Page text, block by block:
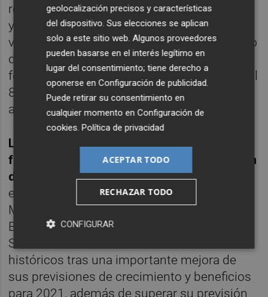
relativa iniciada a mediados del año pasado
y que ya estaba en marcha desde hace
varios meses, tendencia que se ha acelerado
de nuevo desde principios de noviembre. El
fondo generó un alfa de aproximadamente el
8% a un año y de alrededor del 20% a cinco
años.
Los ganadores del mes en nuestro fondo
fueron el proveedor de software de gestión
de personal Atoss Software (+18%),
empresa suiza de tecnología médica
Medacta (+15%) y el reciclador de chatarra
Befesa (+8%). Como nota positiva, Atoss
Software alcanzó nuevos máximos
históricos tras una importante mejora de
sus previsiones de crecimiento y beneficios
para 2021, además de superar su previsión
geolocalización precisos y características
del dispositivo. Sus elecciones se aplican
solo a este sitio web. Algunos proveedores
pueden basarse en el interés legítimo en
lugar del consentimiento; tiene derecho a
oponerse enConfiguración de publicidad
Puede retirar su consentimiento en
cualquier momento enConfiguración de
cookies .Política de privacidad
ACEPTAR TODO
RECHAZAR TODO
CONFIGURAR